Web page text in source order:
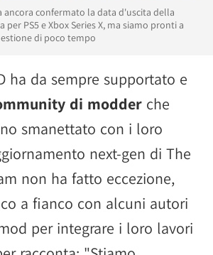
ancora confermato la data d'uscita della
per PS5 e Xbox Series X, ma siamo pronti a
di poco tempo
ha da sempre supportato e
di modder che
smanettato con i loro
next-gen di The
non ha fatto eccezione,
a fianco con alcuni autori
per integrare i loro lavori